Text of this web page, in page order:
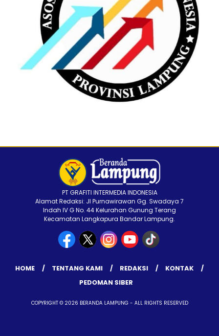
PT GRAFITI INTERMEDIA INDONESIA
Alamat Redaksi: Jl Purnawirawan Gg. Swadaya 7
Indah IV G No. 44 Kelurahan Gunung Terang
Kecamatan Langkapura Bandar Lampung.
HOME TENTANG KAMI REDAKSI
KONTAK
PEDOMAN SIBER
COPYRIGHT © 2026 BERANDA LAMPUNG - ALL RIGHTS RESERVED